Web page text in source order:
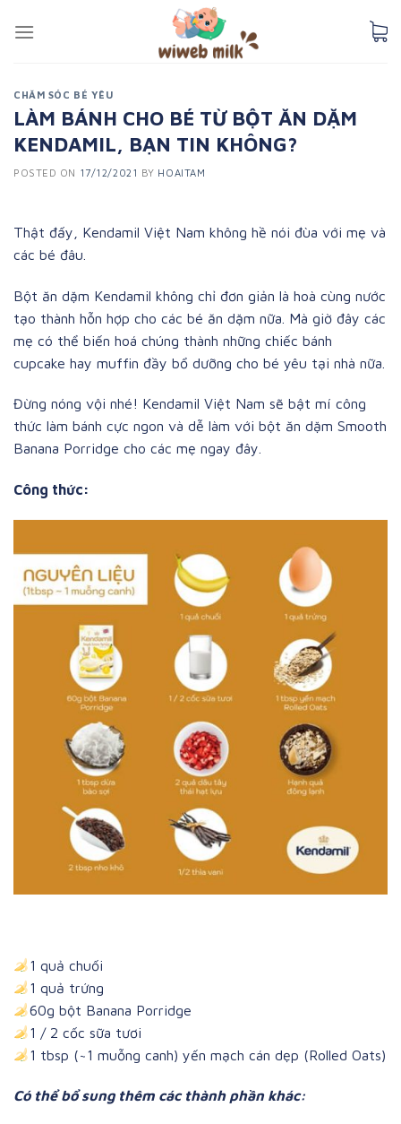
CHĂM SÓC BÉ YÊU
LÀM BÁNH CHO BÉ TỪ BỘT ĂN DẶM
KENDAMIL, BẠN TIN KHÔNG?
POSTED ON 17/12/2021 BY HOAITAM
Thật đấy, Kendamil Việt Nam không hề nói đùa với mẹ và
các bé đâu.
Bột ăn dặm Kendamil không chỉ đơn giản là hoà cùng nước
tạo thành hỗn hợp cho các bé ăn dặm nữa. Mà giờ đây các
mẹ có thể biến hoá chúng thành những chiếc bánh
cupcake hay muffin đầy bổ dưỡng cho bé yêu tại nhà nữa.
Đừng nóng vội nhé! Kendamil Việt Nam sẽ bật mí công
thức làm bánh cực ngon và dễ làm với bột ăn dặm Smooth
Banana Porridge cho các mẹ ngay đây.
Công thức:
1 quả chuối
1 quả trứng
60g bột Banana Porridge
1 / 2 cốc sữa tươi
1 tbsp (~1 muỗng canh) yến mạch cán dẹp (Rolled Oats)
Có thể bổ sung thêm các thành phần khác: